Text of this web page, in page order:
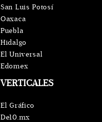
VERTICALES
El Gráfico
De10.mx
San Luis Potosí
Oaxaca
Puebla
Hidalgo
El Universal
Edomex